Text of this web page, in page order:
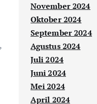
November 2024
Oktober 2024
September 2024
Agustus 2024
Juli 2024
Juni 2024
Mei 2024
April 2024